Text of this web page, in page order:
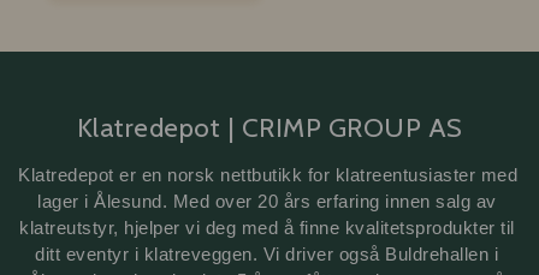
Klatredepot | CRIMP GROUP AS
Klatredepot er en norsk nettbutikk for klatreentusiaster med
lager i Ålesund. Med over 20 års erfaring innen salg av
klatreutstyr, hjelper vi deg med å finne kvalitetsprodukter til
ditt eventyr i klatreveggen. Vi driver også Buldrehallen i